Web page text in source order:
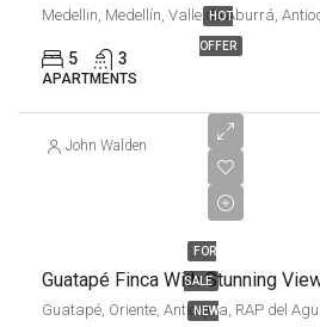
HOT
OFFER
5 3
APARTMENTS
John Walden
FOR
SALE
NEW
Guatapé, Oriente, Antioquia, RAP del